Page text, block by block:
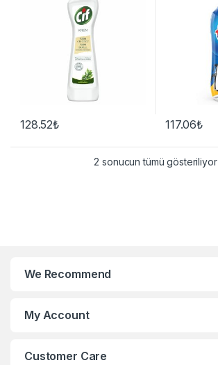
128.52₺ 117.06₺
2 sonucun tümü gösteriliyor
We Recommend
My Account
Customer Care